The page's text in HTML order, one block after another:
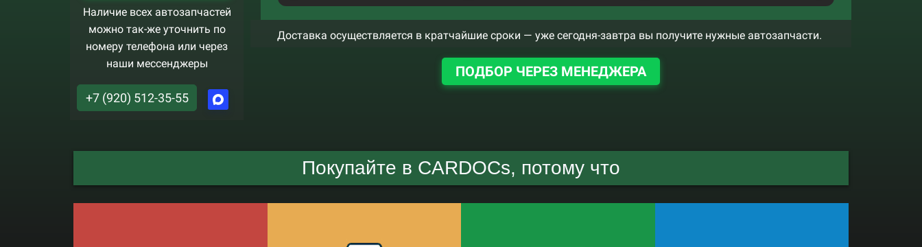
Наличие всех автозапчастей
можно так-же уточнить по
номеру телефона или через
наши мессенджеры
+7 (920) 512-35-55
Доставка осуществляется в кратчайшие сроки — уже сегодня-завтра вы получите нужные автозапчасти.
ПОДБОР ЧЕРЕЗ МЕНЕДЖЕРА
Покупайте в CARDOCs, потому что